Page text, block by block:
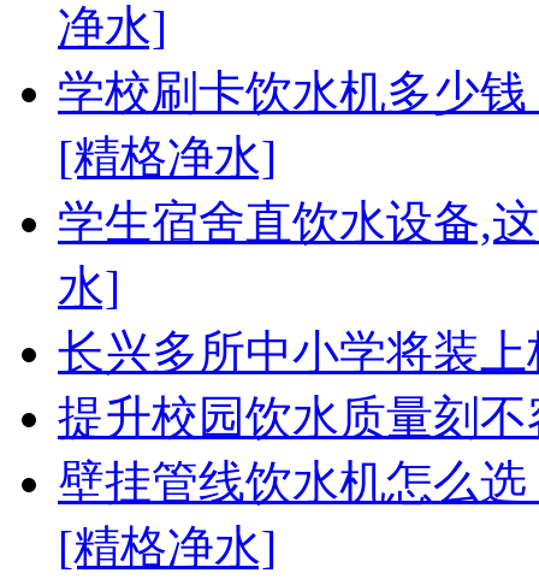
净水]
学校刷卡饮水机多少
[精格净水]
学生宿舍直饮水设备,
水]
长兴多所中小学将装
提升校园饮水质量刻
壁挂管线饮水机怎么
[精格净水]